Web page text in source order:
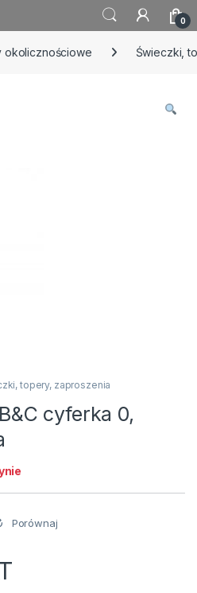
0
okolicznościowe Świeczki,
topery, zaproszenia
cyferka 0,
Porównaj